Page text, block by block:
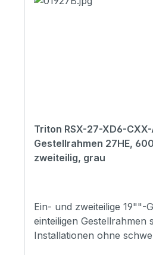
Triton RSX-27-XD6-CXX-
Gestellrahmen 27HE,
zweiteilig, grau
Ein- und zweiteilige 19""-
einteiligen Gestellrahmen
Installationen ohne